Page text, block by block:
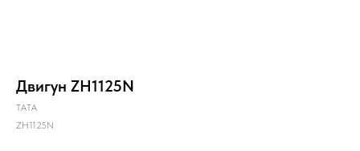
Двигун ZH1125N
ТАТА
ZH1125N